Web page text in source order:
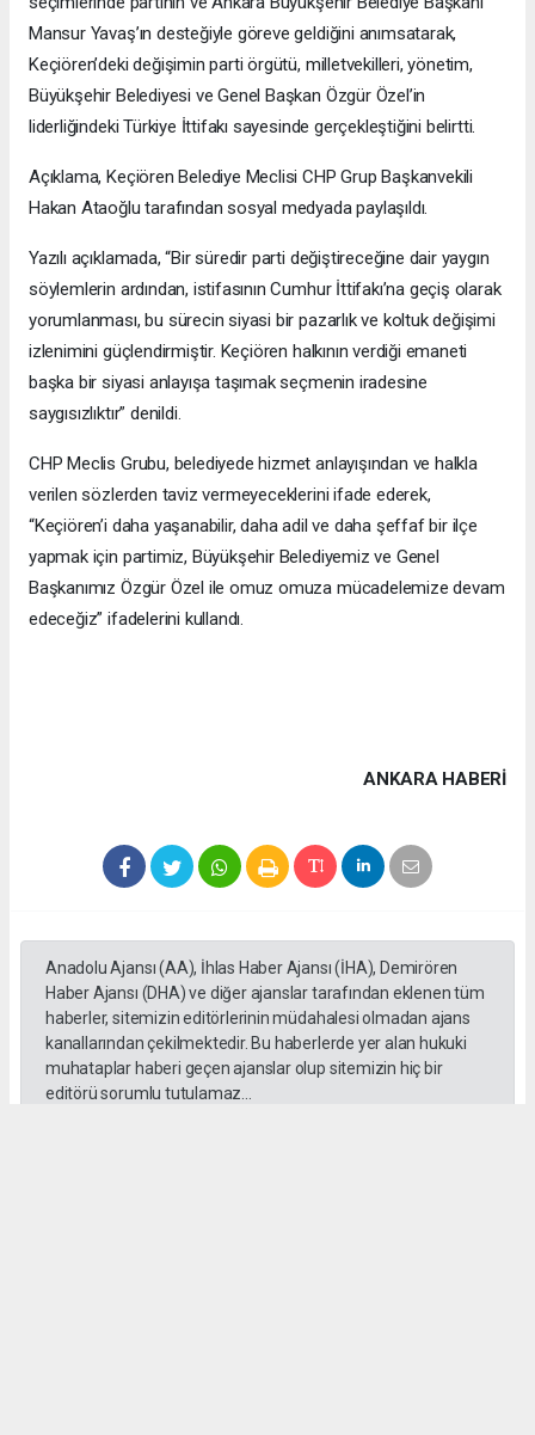
Mansur Yavaş’ın desteğiyle göreve geldiğini anımsatarak,
Keçiören’deki değişimin parti örgütü, milletvekilleri, yönetim,
Büyükşehir Belediyesi ve Genel Başkan Özgür Özel’in
liderliğindeki Türkiye İttifakı sayesinde gerçekleştiğini belirtti.
Açıklama, Keçiören Belediye Meclisi CHP Grup Başkanvekili
Hakan Ataoğlu tarafından sosyal medyada paylaşıldı.
Yazılı açıklamada, “Bir süredir parti değiştireceğine dair yaygın
söylemlerin ardından, istifasının Cumhur İttifakı’na geçiş olarak
yorumlanması, bu sürecin siyasi bir pazarlık ve koltuk değişimi
izlenimini güçlendirmiştir. Keçiören halkının verdiği emaneti
başka bir siyasi anlayışa taşımak seçmenin iradesine
saygısızlıktır” denildi.
CHP Meclis Grubu, belediyede hizmet anlayışından ve halkla
verilen sözlerden taviz vermeyeceklerini ifade ederek,
“Keçiören’i daha yaşanabilir, daha adil ve daha şeffaf bir ilçe
yapmak için partimiz, Büyükşehir Belediyemiz ve Genel
Başkanımız Özgür Özel ile omuz omuza mücadelemize devam
edeceğiz” ifadelerini kullandı.
ANKARA HABERİ
Anadolu Ajansı (AA), İhlas Haber Ajansı (İHA), Demirören
Haber Ajansı (DHA) ve diğer ajanslar tarafından eklenen tüm
haberler, sitemizin editörlerinin müdahalesi olmadan ajans
kanallarından çekilmektedir. Bu haberlerde yer alan hukuki
muhataplar haberi geçen ajanslar olup sitemizin hiç bir
editörü sorumlu tutulamaz...